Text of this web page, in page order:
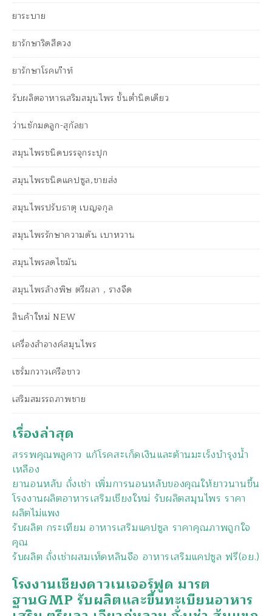
ยาระบาย
ยารักษาริดสีดวง
ยารักษาโรคเก๊าท์
รับผลิตอาหารเสริมสมุนไพร ขั้นต่ำนิดเดียว
ว่านชักมดลูก-สุกัลยา
สมุนไพรชนิดบรรจุกระปุก
สมุนไพรชนิดแคปซูล,ขายส่ง
สมุนไพรปรับธาตุ เบญจกุล
สมุนไพรรักษาความดัน เบาหวาน
สมุนไพรลดไขมัน
สมุนไพรล้างพิษ ตรีผลา , รางจืด
สินค้าใหม่ NEW
เครื่องสำอางค์สมุนไพร
เซรั่มกวาวเครือขาว
เสริมสมรรถภาพชาย
เรื่องล่าสุด
สรรพคุณพลูคาว แก้โรคสะเก็ดเงินและต้านมะเร็งบำรุงน้ำ
เหลือง
ยานอนหลับ ถั่งเช่า เพิ่มการนอนหลับของคุณให้ยาวนานขึ้น
โรงงานผลิตอาหารเสริมเชียงใหม่ รับผลิตสมุนไพร ราคา
ผลิตไม่แพง
รับผลิต กระเทียม อาหารเสริมแคปซูล ราคาคุณภาพถูกใจ
คุณ
รับผลิต ถั่งเช่าผสมเห็ดหลินจือ อาหารเสริมแคปซูล ฟรี(อย.)
โรงงานเชียงดาวเนเจอร์ฟูด มารต
ฐานGMP รับผลิตและขึ้นทะเบียนอาหาร